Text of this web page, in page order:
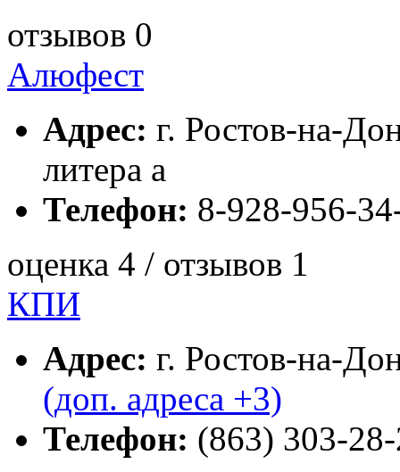
отзывов 0
Алюфест
Адрес: г. Ростов-на-
литера a
Телефон: 8-928-956-
оценка 4 / отзывов 1
КПИ
Адрес: г. Ростов-на-
(доп. адреса +3)
Телефон: (863) 303-